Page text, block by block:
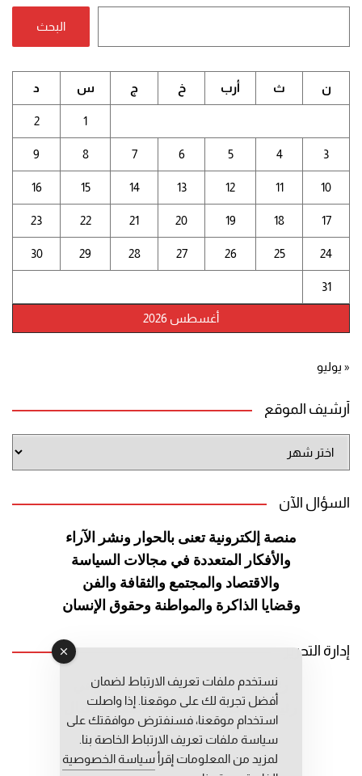
البحث
أغسطس 2026
ن ث أرب خ ج س د
1
2
3
4
5
6
7
8
9
10
11
12
13
14
15
16
17
18
19
20
21
22
23
24
25
26
27
28
29
30
31
« يوليو
أرشيف الموقع
الموقع
السؤال الآن
منصة إلكترونية تعنى بالحوار ونشر الآراء
والأفكار المتعددة في مجالات السياسة
والاقتصاد والمجتمع والثقافة والفن
وقضايا الذاكرة والمواطنة وحقوق الإنسان
إدارة التحرير
رئيس التحرير: عبد الرحيم التوراني
رئيس التحرير المساعد: المعطي قبال
مديرة التحرير: فاطمة حوحو
نستخدم ملفات تعريف الارتباط لضمان
أفضل تجربة لك على موقعنا. إذا واصلت
استخدام موقعنا، فسنفترض موافقتك على
سياسة ملفات تعريف الارتباط الخاصة بنا.
لمزيد من المعلومات إقرأ سياسة الخصوصية